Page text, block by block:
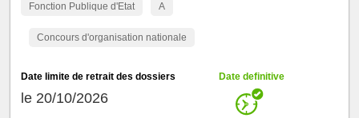
Fonction Publique d'Etat A
Concours d'organisation nationale
Date limite de retrait des dossiers
le 20/10/2026
Date definitive